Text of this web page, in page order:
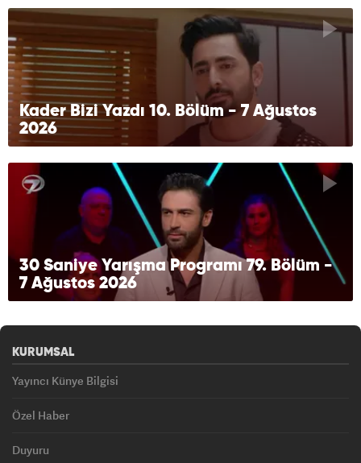
Kader Bizi Yazdı 10. Bölüm - 7 Ağustos
2026
30 Saniye Yarışma Programı 79. Bölüm -
7 Ağustos 2026
KURUMSAL
Yayıncı Künye Bilgisi
Özel Haber
Duyuru